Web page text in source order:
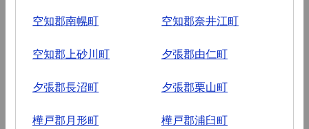
空知郡南幌町 空知郡奈井江町
空知郡上砂川町 夕張郡由仁町
夕張郡長沼町 夕張郡栗山町
樺戸郡月形町 樺戸郡浦臼町